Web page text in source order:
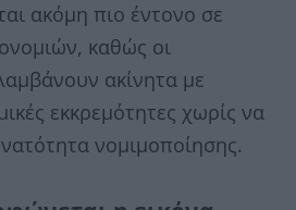
ακόμη πιο έντονο σε
καθώς οι
ακίνητα με
εκκρεμότητες χωρίς να
νομιμοποίησης.